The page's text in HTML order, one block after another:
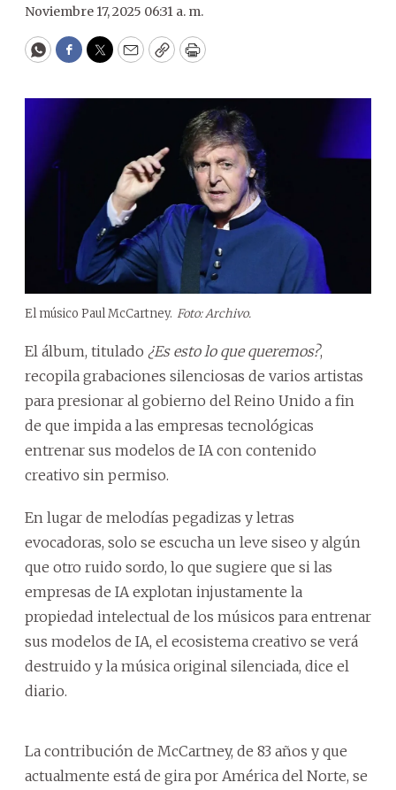
Noviembre 17, 2025 06:31 a. m.
WhatsApp
Facebook
Twitter
EmailCopyPrint
El músico Paul McCartney. Foto: Archivo.
El álbum, titulado ¿Es esto lo que queremos?,
recopila grabaciones silenciosas de varios artistas
para presionar al gobierno del Reino Unido a fin
de que impida a las empresas tecnológicas
entrenar sus modelos de IA con contenido
creativo sin permiso.
En lugar de melodías pegadizas y letras
evocadoras, solo se escucha un leve siseo y algún
que otro ruido sordo, lo que sugiere que si las
empresas de IA explotan injustamente la
propiedad intelectual de los músicos para entrenar
sus modelos de IA, el ecosistema creativo se verá
destruido y la música original silenciada, dice el
diario.
La contribución de McCartney, de 83 años y que
actualmente está de gira por América del Norte, se